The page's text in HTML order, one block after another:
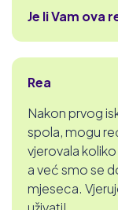
Je li Vam ova
Rea
Nakon prvog
spola, mogu
vjerovala
a već smo se
mjeseca.